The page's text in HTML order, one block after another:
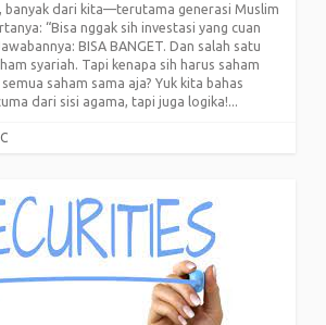
banyak dari kita—terutama generasi Muslim
“Bisa nggak sih investasi yang cuan
BISA BANGET. Dan salah satu
syariah. Tapi kenapa sih harus saham
saham sama aja? Yuk kita bahas
dari sisi agama, tapi juga logika!...